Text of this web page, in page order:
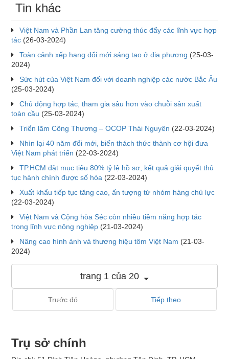
Tin khác
Việt Nam và Phần Lan tăng cường thúc đẩy các lĩnh vực hợp
tác (26-03-2024)
Toàn cảnh xếp hạng đổi mới sáng tạo ở địa phương (25-03-
2024)
Sức hút của Việt Nam đối với doanh nghiệp các nước Bắc Âu
(25-03-2024)
Chủ động hợp tác, tham gia sâu hơn vào chuỗi sản xuất
toàn cầu (25-03-2024)
Triển lãm Công Thương – OCOP Thái Nguyên (22-03-2024)
Nhìn lại 40 năm đổi mới, biến thách thức thành cơ hội đưa
Việt Nam phát triển (22-03-2024)
TP.HCM đặt mục tiêu 80% tỷ lệ hồ sơ, kết quả giải quyết thủ
tục hành chính được số hóa (22-03-2024)
Xuất khẩu tiếp tục tăng cao, ấn tượng từ nhóm hàng chủ lực
(22-03-2024)
Việt Nam và Cộng hòa Séc còn nhiều tiềm năng hợp tác
trong lĩnh vực nông nghiệp (21-03-2024)
Nâng cao hình ảnh và thương hiệu tôm Việt Nam (21-03-
2024)
trang 1 của 20
Trước đó Tiếp theo
Trụ sở chính